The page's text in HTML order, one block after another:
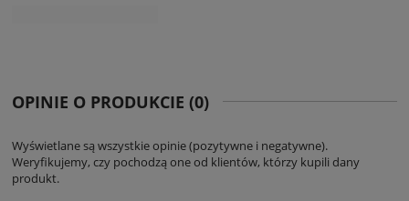
OPINIE O PRODUKCIE (0)
Wyświetlane są wszystkie opinie (pozytywne i negatywne).
Weryfikujemy, czy pochodzą one od klientów, którzy kupili dany
produkt.